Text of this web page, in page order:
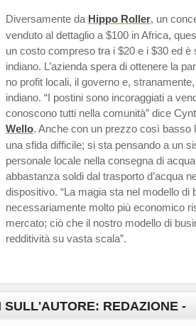
Diversamente da Hippo Roller, un
venduto al dettaglio a $100 in Africa,
un costo compreso tra i $20 e i $30 ed
indiano. L’azienda spera di ottenere la
no profit locali, il governo e,
indiano. “I postini sono incoraggiati a
conoscono tutti nella comunità” dice
Wello. Anche con un prezzo così basso
una sfida difficile; si sta pensando a un
personale locale nella consegna di
abbastanza soldi dal trasporto d’acqua
dispositivo. “La magia sta nel modello di
necessariamente molto più economico
mercato; ciò che il nostro modello di
redditività su vasta scala”.
SULL'AUTORE: REDAZIONE -